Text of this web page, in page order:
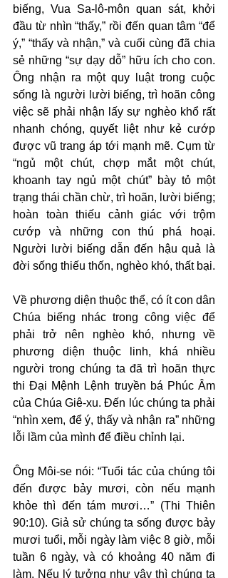
biếng, Vua Sa-lô-môn quan sát, khởi
đầu từ nhìn “thấy,” rồi đến quan tâm “để
ý,” “thấy và nhận,” và cuối cùng đã chia
sẻ những “sự dạy dỗ” hữu ích cho con.
Ông nhận ra một quy luật trong cuộc
sống là người lười biếng, trì hoãn công
việc sẽ phải nhận lấy sự nghèo khổ rất
nhanh chóng, quyết liệt như kẻ cướp
được vũ trang áp tới mạnh mẽ. Cụm từ
“ngủ một chút, chợp mắt một chút,
khoanh tay ngủ một chút” bày tỏ một
trạng thái chần chừ, trì hoãn, lười biếng;
hoàn toàn thiếu cảnh giác với trộm
cướp và những con thú phá hoại.
Người lười biếng dẫn đến hậu quả là
đời sống thiếu thốn, nghèo khó, thất bại.
Về phương diện thuộc thể, có ít con dân
Chúa biếng nhác trong công việc để
phải trở nên nghèo khó, nhưng về
phương diện thuộc linh, khá nhiều
người trong chúng ta đã trì hoãn thực
thi Đại Mệnh Lệnh truyền bá Phúc Âm
của Chúa Giê-xu. Đến lúc chúng ta phải
“nhìn xem, để ý, thấy và nhận ra” những
lỗi lầm của mình để điều chỉnh lại.
Ông Môi-se nói: “Tuổi tác của chúng tôi
đến được bảy mươi, còn nếu mạnh
khỏe thì đến tám mươi…” (Thi Thiên
90:10). Giả sử chúng ta sống được bảy
mươi tuổi, mỗi ngày làm việc 8 giờ, mỗi
tuần 6 ngày, và có khoảng 40 năm đi
làm. Nếu lý tưởng như vậy thì chúng ta